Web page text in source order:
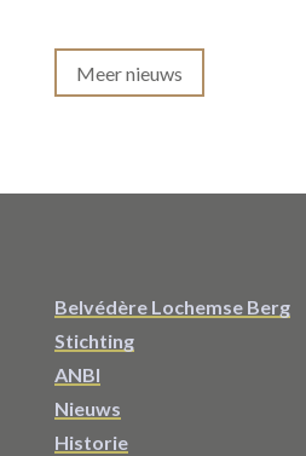
Meer nieuws
Belvédère Lochemse Berg
Stichting
ANBI
Nieuws
Historie